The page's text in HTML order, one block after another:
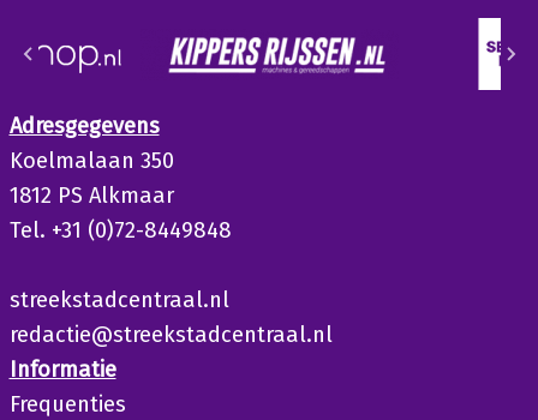
Adresgegevens
Koelmalaan 350
1812 PS Alkmaar
Tel. +31 (0)72-8449848
streekstadcentraal.nl
redactie@streekstadcentraal.nl
Informatie
Frequenties